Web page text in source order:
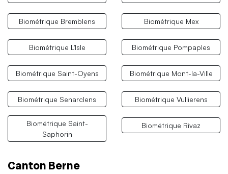
Biométrique Bremblens Biométrique Mex
Biométrique L'Isle Biométrique Pompaples
Biométrique Saint-Oyens Biométrique Mont-la-Ville
Biométrique Senarclens Biométrique Vullierens
Biométrique Saint-
Saphorin
Biométrique Rivaz
Canton Berne